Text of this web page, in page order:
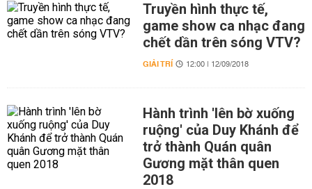
Truyền hình thực tế,
game show ca nhạc đang
chết dần trên sóng VTV?
GIẢI TRÍ 12:00 | 12/09/2018
Hành trình 'lên bờ xuống
ruộng' của Duy Khánh để
trở thành Quán quân
Gương mặt thân quen
2018